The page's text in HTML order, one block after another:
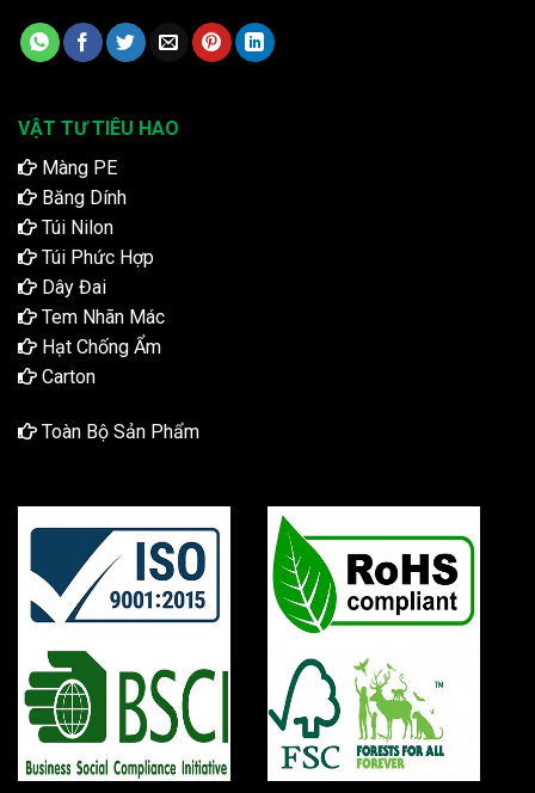
VẬT TƯ TIÊU HAO
Màng PE
Băng Dính
Túi Nilon
Túi Phức Hợp
Dây Đai
Tem Nhãn Mác
Hạt Chống Ẩm
Carton
Toàn Bộ Sản Phẩm